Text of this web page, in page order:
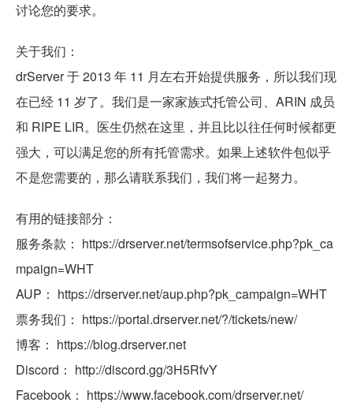
讨论您的要求。
关于我们：
drServer 于 2013 年 11 月左右开始提供服务，所以我们现
在已经 11 岁了。我们是一家家族式托管公司、ARIN 成员
和 RIPE LIR。医生仍然在这里，并且比以往任何时候都更
强大，可以满足您的所有托管需求。如果上述软件包似乎
不是您需要的，那么请联系我们，我们将一起努力。
有用的链接部分：
服务条款： https://drserver.net/termsofservice.php?pk_ca
mpaign=WHT
AUP： https://drserver.net/aup.php?pk_campaign=WHT
票务我们： https://portal.drserver.net/?/tickets/new/
博客： https://blog.drserver.net
Discord： http://discord.gg/3H5RfvY
Facebook： https://www.facebook.com/drserver.net/